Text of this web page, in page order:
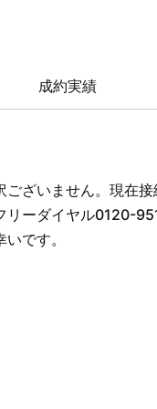
成約実績
ございません。現在
リーダイヤル0120-
です。